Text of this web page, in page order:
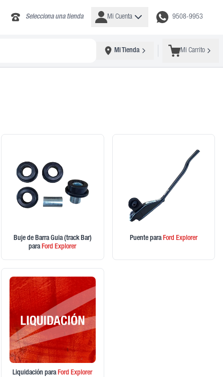
Selecciona una tienda Mi Cuenta 9508-9953
Mi Tienda Mi Carrito
Buje de Barra Guia (track Bar)
paraFord Explorer
Puente paraFord Explorer
Liquidaciónpara Ford Explorer